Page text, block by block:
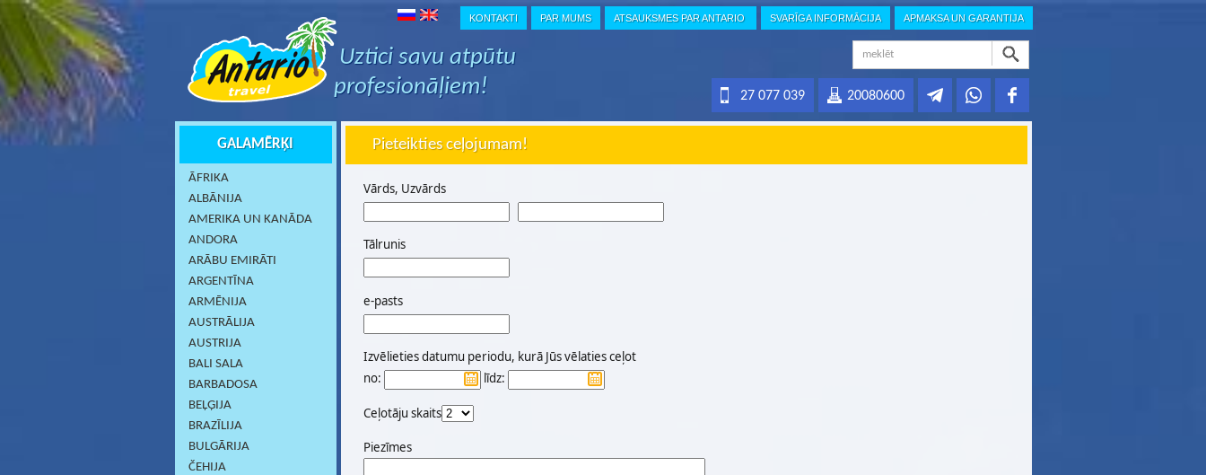
KONTAKTI PAR MUMS ATSAUKSMES PAR ANTARIO SVARĪGA INFORMĀCIJA APMAKSA UN GARANTIJA
Uztici savu atpūtu
profesionāļiem!
20080600
27 077 039
GALAMĒRĶI
ĀFRIKA
ALBĀNIJA
AMERIKA UN KANĀDA
ANDORA
ARĀBU EMIRĀTI
ARGENTĪNA
ARMĒNIJA
AUSTRĀLIJA
AUSTRIJA
BALI SALA
BARBADOSA
BEĻĢIJA
BRAZĪLIJA
BULGĀRIJA
ČEHIJA
Pieteikties ceļojumam!
Vārds, Uzvārds
Tālrunis
e-pasts
Izvēlieties datumu periodu, kurā Jūs vēlaties ceļot
no:
līdz:
Ceļotāju skaits
Piezīmes